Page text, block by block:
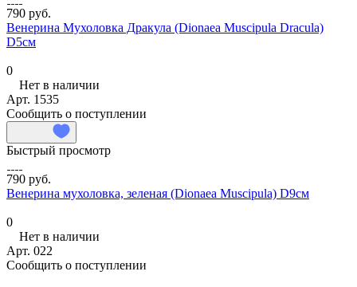
790 руб.
Венерина Мухоловка Дракула (Dionaea Muscipula Dracula)
D5см
0
Нет в наличии
Арт. 1535
Сообщить о поступлении
Быстрый просмотр
790 руб.
Венерина мухоловка, зеленая (Dionaea Muscipula) D9см
0
Нет в наличии
Арт. 022
Сообщить о поступлении